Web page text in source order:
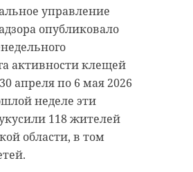
управление
опубликовало
активности клещей
апреля по 6 мая 2026
неделе эти
118 жителей
области, в том
губернатор
области Александр
поездкой
и
Он
в субботнике
у храма, в
мая, на одном из
округ
в колодец упал
В результате
пенсионер погиб.
сотрудники
службы